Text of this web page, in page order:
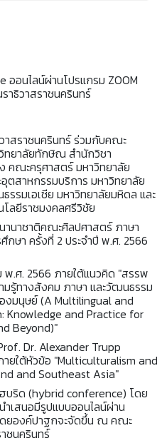
อนไลน์ผ่านโปรแกรม ZOOM
าธิวาสราชนครินทร์
าสราชนครินทร์ ร่วมกับคณะ
ทยาลัยทักษิณ สำนักวิชา
คณะครุศาสตร์ มหาวิทยาลัย
ตสาหกรรมบริการ มหาวิทยาลัย
รมเอเชีย มหาวิทยาลัยมหิดล และ
ลยีราชมงคลศรีวิชัย
านาชาติคณะศิลปศาสตร์ ภาษา
ษา ครั้งที่ 2 ประจำปี พ.ศ. 2566
.ศ. 2566 ภายใต้แนวคิด "สรรพ
รู้ทางสังคม ภาษา และวัฒนธรรม
งมนุษย์ (A Multilingual and
Knowledge and Practice for
Beyond)"
Dr. Alexander Trupp
ยใต้หัวข้อ "Multiculturalism and
and Southeast Asia"
บริด (hybrid conference) โดย
เสนอมีรูปแบบออนไลน์ผ่าน
ดยองค์ปาฐกจะจัดขึ้น ณ คณะ
ชนครินทร์